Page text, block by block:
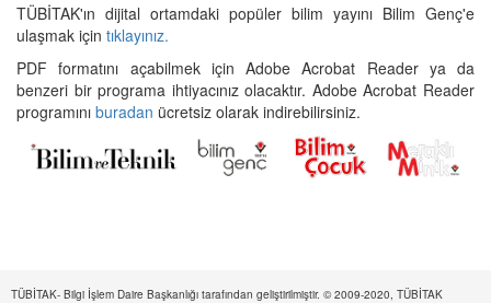
TÜBİTAK'ın dijital ortamdaki popüler bilim yayını Bilim Genç'e
ulaşmak için tıklayınız.
PDF formatını açabilmek için Adobe Acrobat Reader ya da
benzeri bir programa ihtiyacınız olacaktır. Adobe Acrobat Reader
programını buradan ücretsiz olarak indirebilirsiniz.
TÜBİTAK- Bilgi İşlem Daire Başkanlığı tarafından geliştirilmiştir. © 2009-2020, TÜBİTAK